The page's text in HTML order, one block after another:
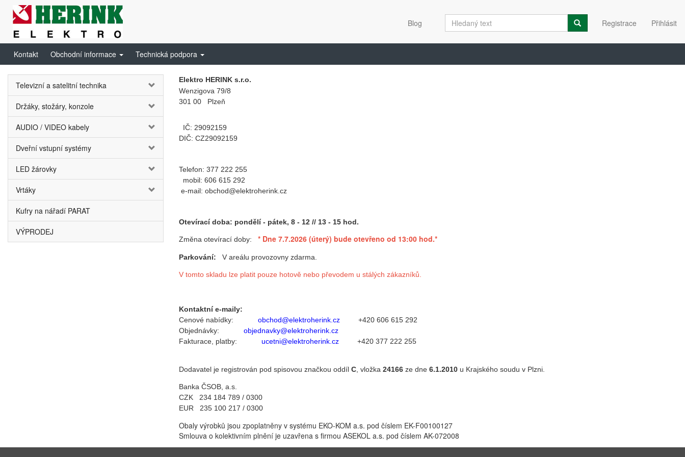
Registrace Přihlásit
Blog
Kontakt Obchodní informace Technická podpora
Televizní a satelitní technika
Držáky, stožáry, konzole
AUDIO / VIDEO kabely
Dveřní vstupní systémy
LED žárovky
Vrtáky
Kufry na nářadí PARAT
VÝPRODEJ
Elektro HERINK s.r.o.
Wenzigova 79/8
301 00 Plzeň
IČ: 29092159
DIČ: CZ29092159
Telefon: 377 222 255
mobil: 606 615 292
e-mail: obchod@elektroherink.cz
Otevírací doba: pondělí - pátek, 8 - 12 // 13 - 15 hod.
Změna otevírací doby: * Dne 7.7.2026 (úterý) bude otevřeno od 13:00 hod.*
Parkování: V areálu provozovny zdarma.
V tomto skladu lze platit pouze hotově nebo převodem u stálých zákazníků.
Kontaktní e-maily:
Cenové nabídky: obchod@elektroherink.cz +420 606 615 292
Objednávky: objednavky@elektroherink.cz
Fakturace, platby: ucetni@elektroherink.cz +420 377 222 255
Dodavatel je registrován pod spisovou značkou oddíl C , vložka 24166 ze dne 6.1.2010 u Krajského soudu v Plzni.
Banka ČSOB, a.s.
CZK 234 184 789 / 0300
EUR 235 100 217 / 0300
Obaly výrobků jsou zpoplatněny v systému EKO-KOM a.s. pod číslem EK-F00100127
Smlouva o kolektivním plnění je uzavřena s firmou ASEKOL a.s. pod číslem AK-072008